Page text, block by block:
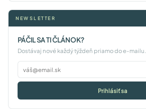
NEWSLETTER
PÁČIL SA TI ČLÁNOK?
Dostávaj nové každý týždeň priamo do e-mailu.
Prihlásiť sa